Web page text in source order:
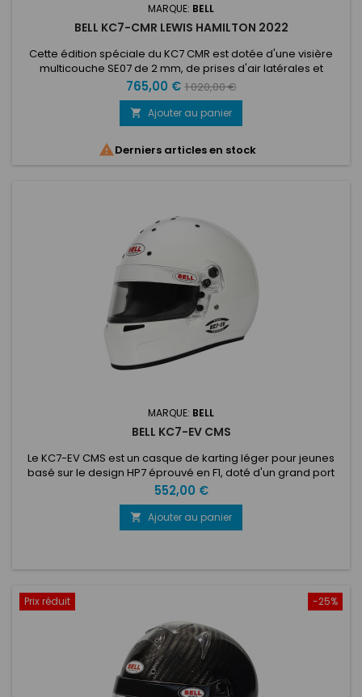
MARQUE: BELL
BELL KC7-CMR LEWIS HAMILTON 2022
Cette édition spéciale du KC7 CMR est dotée d'une visière
multicouche SE07 de 2 mm, de prises d'air latérales et
supérieures transparentes, d'un aileron arrière transparent
et d'un sac pour casque HP. Mêmes caractéristiques que le
KC7 CMR avec le design attractif de Lewis Hamilton Prises
d'air latérales et supérieures transparentes déjà montées
Prix
765,00 € Prix
de
base
1 020,00 €
 Ajouter au panier
Derniers articles en stock
MARQUE: BELL
BELL KC7-EV CMS
Le KC7-EV CMS est un casque de karting léger pour jeunes
basé sur le design HP7 éprouvé en F1, doté d'un grand port
oculaire pour une visibilité améliorée. Le design élégant et
aérodynamique comprend un système de ventilation
avancé qui peut être utilisé avec ou sans prises d'air pour
maximiser le refroidissement et une visière antibuée à
Prix
552,00 €
 Ajouter au panier
-25%
Prix réduit